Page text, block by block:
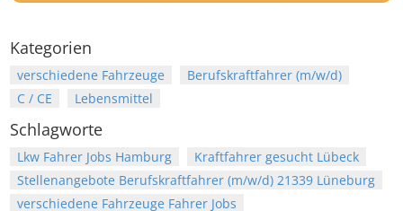
Kategorien
verschiedene Fahrzeuge
Berufskraftfahrer (m/w/d)
C / CE
Lebensmittel
Schlagworte
Lkw Fahrer Jobs Hamburg
Kraftfahrer gesucht Lübeck
Stellenangebote Berufskraftfahrer (m/w/d) 21339 Lüneburg
verschiedene Fahrzeuge Fahrer Jobs